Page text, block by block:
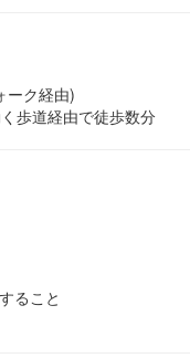
ーク経由)
歩道経由で徒歩数分
ること